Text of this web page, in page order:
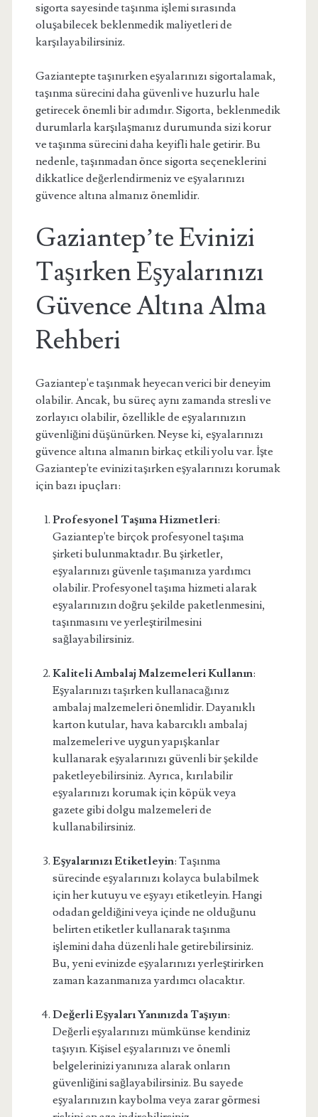
sigorta sayesinde taşınma işlemi sırasında
oluşabilecek beklenmedik maliyetleri de
karşılayabilirsiniz.
Gaziantepte taşınırken eşyalarınızı sigortalamak,
taşınma sürecini daha güvenli ve huzurlu hale
getirecek önemli bir adımdır. Sigorta, beklenmedik
durumlarla karşılaşmanız durumunda sizi korur
ve taşınma sürecini daha keyifli hale getirir. Bu
nedenle, taşınmadan önce sigorta seçeneklerini
dikkatlice değerlendirmeniz ve eşyalarınızı
güvence altına almanız önemlidir.
Gaziantep’te Evinizi
Taşırken Eşyalarınızı
Güvence Altına Alma
Rehberi
Gaziantep'e taşınmak heyecan verici bir deneyim
olabilir. Ancak, bu süreç aynı zamanda stresli ve
zorlayıcı olabilir, özellikle de eşyalarınızın
güvenliğini düşünürken. Neyse ki, eşyalarınızı
güvence altına almanın birkaç etkili yolu var. İşte
Gaziantep'te evinizi taşırken eşyalarınızı korumak
için bazı ipuçları:
Profesyonel Taşıma Hizmetleri:
Gaziantep'te birçok profesyonel taşıma
şirketi bulunmaktadır. Bu şirketler,
eşyalarınızı güvenle taşımanıza yardımcı
olabilir. Profesyonel taşıma hizmeti alarak
eşyalarınızın doğru şekilde paketlenmesini,
taşınmasını ve yerleştirilmesini
sağlayabilirsiniz.
Kaliteli Ambalaj Malzemeleri Kullanın:
Eşyalarınızı taşırken kullanacağınız
ambalaj malzemeleri önemlidir. Dayanıklı
karton kutular, hava kabarcıklı ambalaj
malzemeleri ve uygun yapışkanlar
kullanarak eşyalarınızı güvenli bir şekilde
paketleyebilirsiniz. Ayrıca, kırılabilir
eşyalarınızı korumak için köpük veya
gazete gibi dolgu malzemeleri de
kullanabilirsiniz.
Eşyalarınızı Etiketleyin: Taşınma
sürecinde eşyalarınızı kolayca bulabilmek
için her kutuyu ve eşyayı etiketleyin. Hangi
odadan geldiğini veya içinde ne olduğunu
belirten etiketler kullanarak taşınma
işlemini daha düzenli hale getirebilirsiniz.
Bu, yeni evinizde eşyalarınızı yerleştirirken
zaman kazanmanıza yardımcı olacaktır.
Değerli Eşyaları Yanınızda Taşıyın:
Değerli eşyalarınızı mümkünse kendiniz
taşıyın. Kişisel eşyalarınızı ve önemli
belgelerinizi yanınıza alarak onların
güvenliğini sağlayabilirsiniz. Bu sayede
eşyalarınızın kaybolma veya zarar görmesi